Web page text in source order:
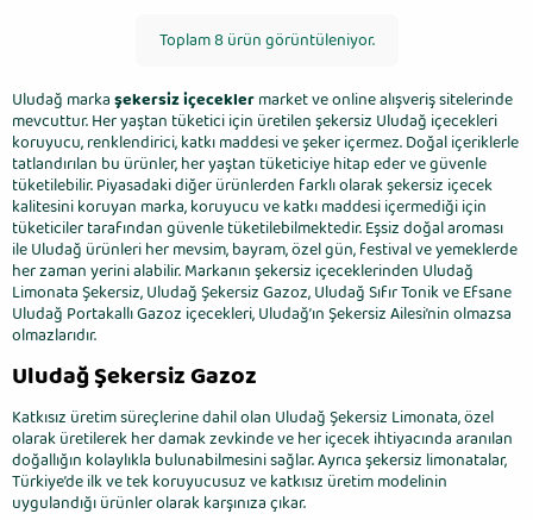
Toplam 8 ürün görüntüleniyor.
Uludağ markaşekersiz içeceklermarket ve online alışveriş sitelerinde
mevcuttur. Her yaştan tüketici için üretilen şekersiz Uludağ içecekleri
koruyucu, renklendirici, katkı maddesi ve şeker içermez. Doğal içeriklerle
tatlandırılan bu ürünler, her yaştan tüketiciye hitap eder ve güvenle
tüketilebilir. Piyasadaki diğer ürünlerden farklı olarak şekersiz içecek
kalitesini koruyan marka, koruyucu ve katkı maddesi içermediği için
tüketiciler tarafından güvenle tüketilebilmektedir. Eşsiz doğal aroması
ile Uludağ ürünleri her mevsim, bayram, özel gün, festival ve yemeklerde
her zaman yerini alabilir. Markanın şekersiz içeceklerinden Uludağ
Limonata Şekersiz, Uludağ Şekersiz Gazoz, Uludağ Sıfır Tonik ve Efsane
Uludağ Portakallı Gazoz içecekleri, Uludağ’ın Şekersiz Ailesi’nin olmazsa
olmazlarıdır.
Uludağ Şekersiz Gazoz
Katkısız üretim süreçlerine dahil olan Uludağ Şekersiz Limonata, özel
olarak üretilerek her damak zevkinde ve her içecek ihtiyacında aranılan
doğallığın kolaylıkla bulunabilmesini sağlar. Ayrıca şekersiz limonatalar,
Türkiye’de ilk ve tek koruyucusuz ve katkısız üretim modelinin
uygulandığı ürünler olarak karşınıza çıkar.